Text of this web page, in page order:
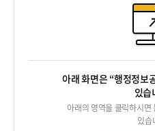
아래 화면은 “행정정보
있습
아래의 영역을 클릭하시
있습